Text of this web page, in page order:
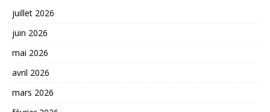
juillet 2026
juin 2026
mai 2026
avril 2026
mars 2026